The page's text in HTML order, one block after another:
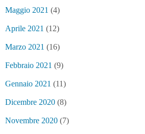
Maggio 2021 (4)
Aprile 2021 (12)
Marzo 2021 (16)
Febbraio 2021 (9)
Gennaio 2021 (11)
Dicembre 2020 (8)
Novembre 2020 (7)